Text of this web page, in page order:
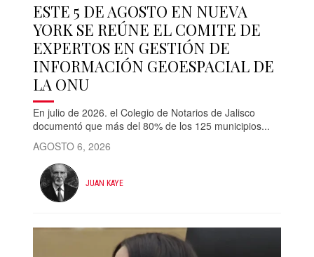
ESTE 5 DE AGOSTO EN NUEVA
YORK SE REÚNE EL COMITE DE
EXPERTOS EN GESTIÓN DE
INFORMACIÓN GEOESPACIAL DE
LA ONU
En julio de 2026. el Colegio de Notarios de Jalisco
documentó que más del 80% de los 125 municipios...
AGOSTO 6, 2026
JUAN KAYE